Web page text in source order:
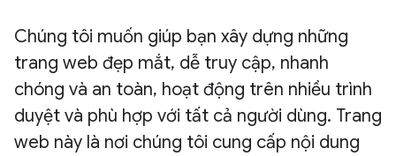
Chúng tôi muốn giúp bạn xây dựng những
trang web đẹp mắt, dễ truy cập, nhanh
chóng và an toàn, hoạt động trên nhiều trình
duyệt và phù hợp với tất cả người dùng. Trang
web này là nơi chúng tôi cung cấp nội dung